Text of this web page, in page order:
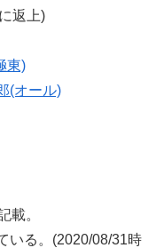
返上)
東)
(オール)
載。
いる。(2020/08/31時